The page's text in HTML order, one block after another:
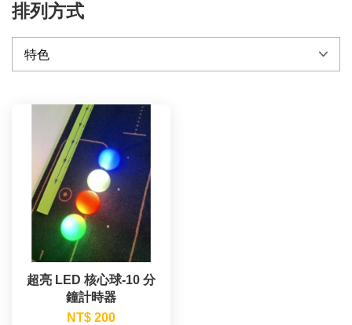
排列方式
超亮 LED 核心球-10 分
鐘計時器
NT$ 200